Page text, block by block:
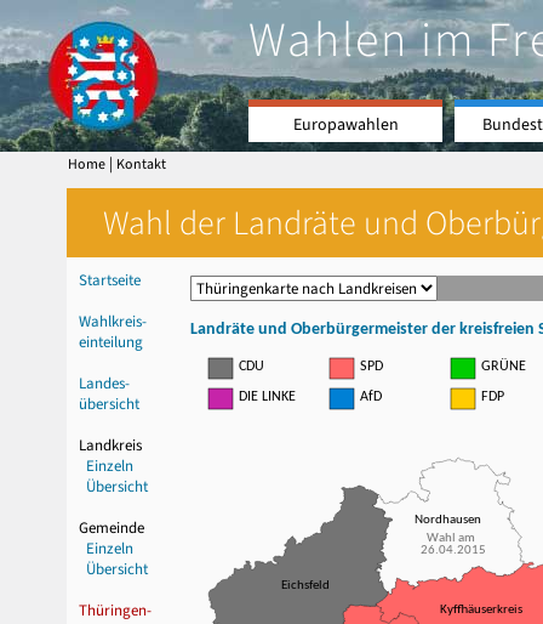
Wahlen im
Europawahlen
Home | Kontakt
Wahl der Landräte und
Startseite
Wahlkreis-
einteilung
Landes-
übersicht
Landkreis
Einzeln
Übersicht
Gemeinde
Einzeln
Übersicht
Thüringen-
Nordhausen
Wahl am
26.04.2015
Kyffhäuserkreis
Eichsfeld
Landräte und Oberbürgermeister der kreisfreien
CDU
DIE LINKE
SPD
AfD
GRÜNE
FDP